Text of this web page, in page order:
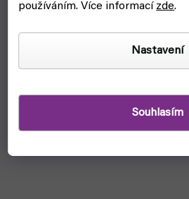
používáním. Více informací zde.
Nastavení
Souhlasím